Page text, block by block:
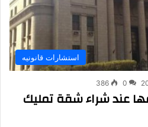
استشارات قانونيه
0
386
عند شراء شقة تمليك